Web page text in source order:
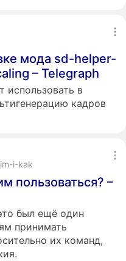
мода sd-helper-
– Telegraph
использовать в
кадров
i-kak
пользоваться? –
был ещё один
принимать
их команд,